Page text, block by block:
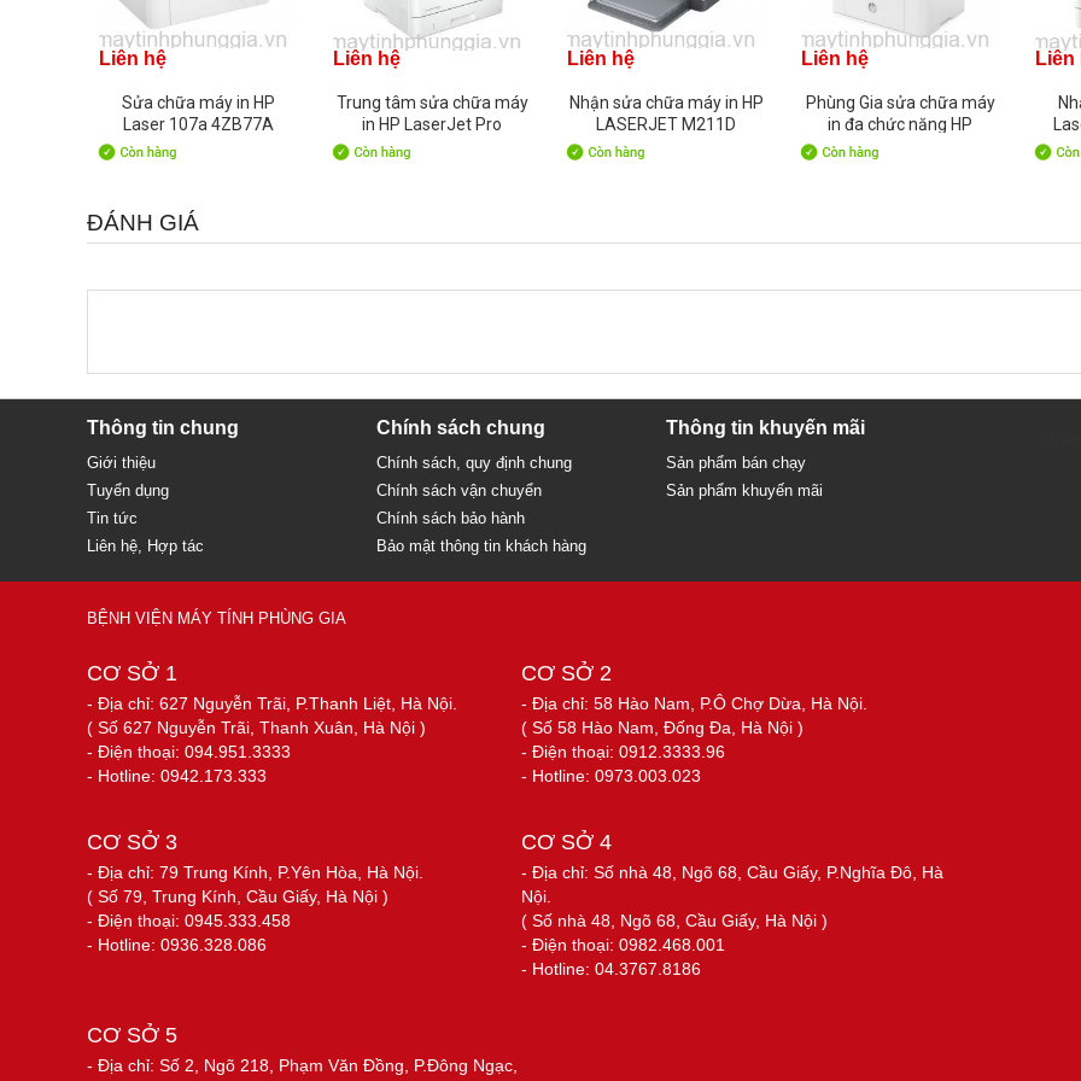
Liên hệ
Sửa chữa máy in HP
Laser 107a 4ZB77A
Liên hệ
Trung tâm sửa chữa máy
in HP LaserJet Pro
4003dw
Liên hệ
Nhận sửa chữa máy in HP
LASERJET M211D
9YF82A:
Liên hệ
Phùng Gia sửa chữa máy
in đa chức năng HP
LaserJet MFP 137fnw
Liên
ĐÁNH GIÁ
Thông tin chung
Giới thiệu
Tuyển dụng
Tin tức
Liên hệ, Hợp tác
Chính sách chung
Chính sách, quy định chung
Chính sách vận chuyển
Chính sách bảo hành
Bảo mật thông tin khách hàng
Thông tin khuyến mãi
Sản phẩm bán chạy
Sản phẩm khuyến mãi
BỆNH VIỆN MÁY TÍNH PHÙNG GIA
CƠ SỞ 1
- Địa chỉ: 627 Nguyễn Trãi, P.Thanh Liệt, Hà Nội.
( Số 627 Nguyễn Trãi, Thanh Xuân, Hà Nội )
- Điện thoại: 094.951.3333
- Hotline: 0942.173.333
CƠ SỞ 2
- Địa chỉ: 58 Hào Nam, P.Ô Chợ Dừa, Hà Nội.
( Số 58 Hào Nam, Đống Đa, Hà Nội )
- Điện thoại: 0912.3333.96
- Hotline: 0973.003.023
CƠ SỞ 3
- Địa chỉ: 79 Trung Kính, P.Yên Hòa, Hà Nội.
( Số 79, Trung Kính, Cầu Giấy, Hà Nội )
- Điện thoại: 0945.333.458
- Hotline: 0936.328.086
CƠ SỞ 4
- Địa chỉ: Số nhà 48, Ngõ 68, Cầu Giấy, P.Nghĩa Đô, Hà
Nội.
( Số nhà 48, Ngõ 68, Cầu Giấy, Hà Nội )
- Điện thoại: 0982.468.001
- Hotline: 04.3767.8186
CƠ SỞ 5
- Địa chỉ: Số 2, Ngõ 218, Phạm Văn Đồng, P.Đông Ngạc,